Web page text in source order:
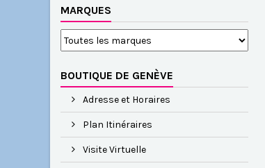
MARQUES
BOUTIQUE DE GENÈVE
Adresse et Horaires
Plan Itinéraires
Visite Virtuelle